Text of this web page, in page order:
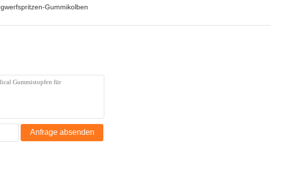
Gummikolben
Anfrage absenden